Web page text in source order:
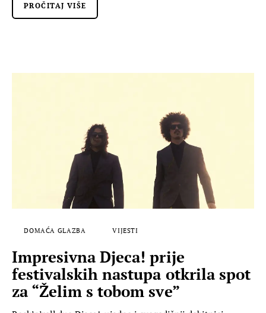
PROČITAJ VIŠE
DOMAĆA GLAZBA VIJESTI
Impresivna Djeca! prije
festivalskih nastupa otkrila spot
za “Želim s tobom sve”